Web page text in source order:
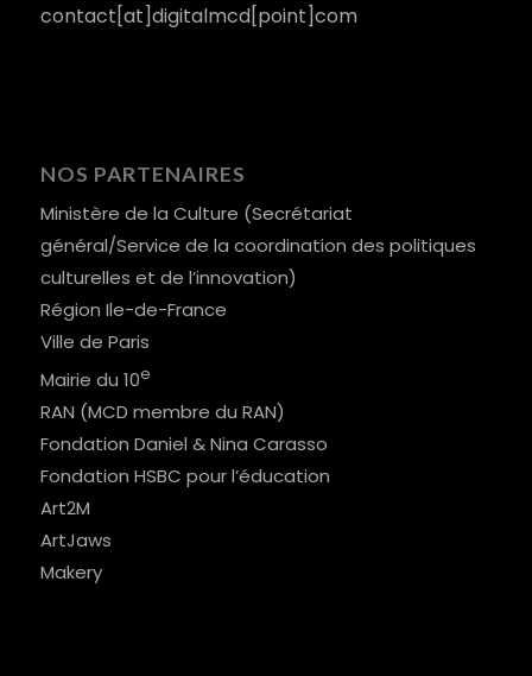
contact[at]digitalmcd[point]com
NOS PARTENAIRES
Ministère de la Culture (Secrétariat
général/Service de la coordination des politiques
culturelles et de l’innovation)
Région Ile-de-France
Ville de Paris
Mairie du 10e
RAN (MCD membre du RAN)
Fondation Daniel & Nina Carasso
Fondation HSBC pour l’éducation
Art2M
ArtJaws
Makery